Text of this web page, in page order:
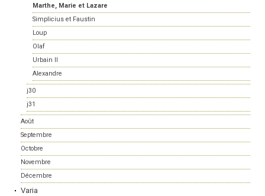
Marthe, Marie et Lazare
Simplicius et Faustin
Loup
Olaf
Urbain II
Alexandre
j30
j31
Août
Septembre
Octobre
Novembre
Décembre
Varia